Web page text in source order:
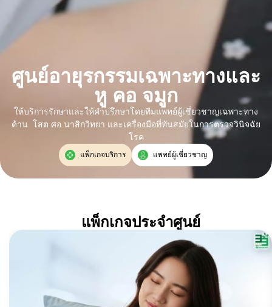
ศูนย์อายุรกรรมเฉพาะทางและ
หู คอ จมูก
ให้บริการรักษาและให้คำปรึกษาโดยทีมแพทย์ผู้เชี่ยวชาญเฉพาะทาง
ด้าน โสต ศอ นาสิกวิทยา และเครื่องมือที่ทันสมัยในการตรวจวินิจฉัย
โรค
แพ็กเกจบริการ แพทย์ผู้เชี่ยวชาญ
แพ็กเกจประจำศูนย์